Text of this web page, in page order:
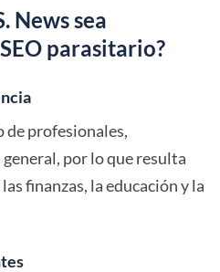
News sea
parasitario?
de profesionales,
por lo que resulta
finanzas, la educación y la